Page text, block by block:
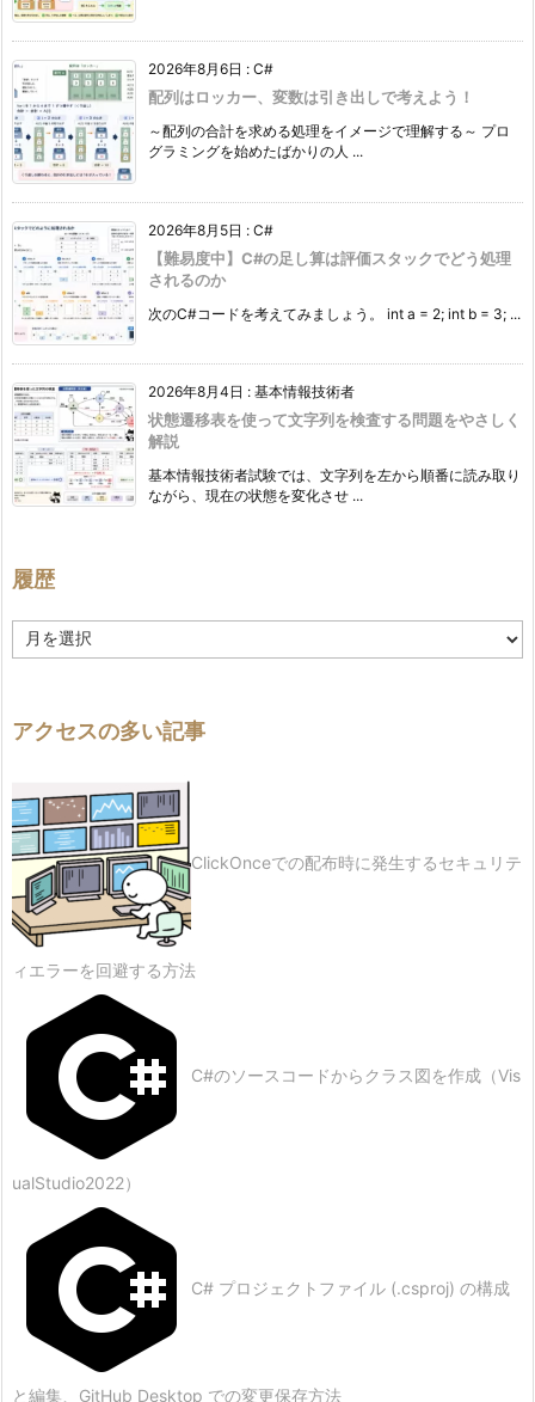
2026年8月6日 : C#
配列はロッカー、変数は引き出しで考えよう！
～配列の合計を求める処理をイメージで理解する～ プロ
グラミングを始めたばかりの人 ...
2026年8月5日 : C#
【難易度中】C#の足し算は評価スタックでどう処理
されるのか
次のC#コードを考えてみましょう。 int a = 2; int b = 3; ...
2026年8月4日 : 基本情報技術者
状態遷移表を使って文字列を検査する問題をやさしく
解説
基本情報技術者試験では、文字列を左から順番に読み取り
ながら、現在の状態を変化させ ...
履歴
歴
アクセスの多い記事
ClickOnceでの配布時に発生するセキュリテ
ィエラーを回避する方法
C#のソースコードからクラス図を作成（Vis
ualStudio2022）
C# プロジェクトファイル (.csproj) の構成
と編集、GitHub Desktop での変更保存方法